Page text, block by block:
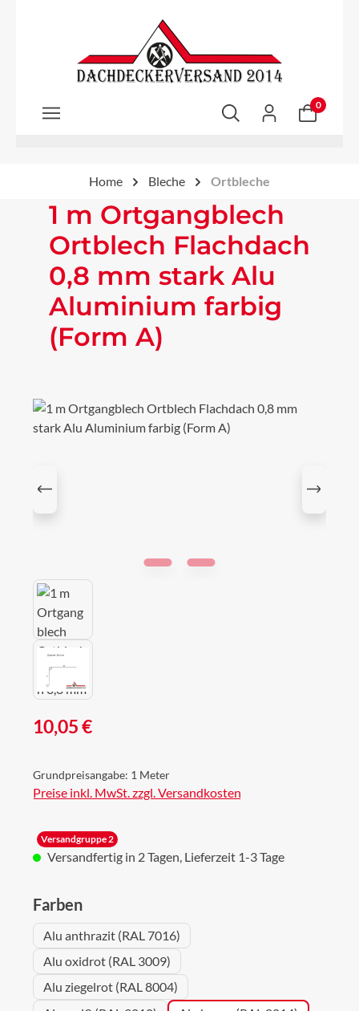
Zum Hauptinhalt springen
0
Home Bleche Ortbleche
1 m Ortgangblech
Ortblech Flachdach
0,8 mm stark Alu
Aluminium farbig
(Form A)
Bildergalerie überspringen
Regulärer Preis:
10,05 €
Grundpreisangabe: 1 Meter
Preise inkl. MwSt. zzgl. Versandkosten
Versandgruppe 2
Versandfertig in 2 Tagen, Lieferzeit 1-3 Tage
Farbenauswählen
Alu anthrazit (RAL 7016)
Alu oxidrot (RAL 3009)
Alu ziegelrot (RAL 8004)